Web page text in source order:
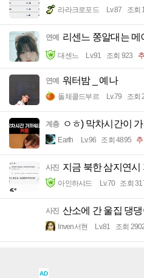
라라크로포드 Lv.87 조회
연예 리센느 쫑알대는 메
대센느 Lv.91 조회 923
연예 워터밤 _ 예나
돌체콜드부르 Lv.79 조회
계층 ㅇㅎ) 막차시간이
Earth Lv.96 조회 4895
사진 지금 북한 삼지연시
아인하샤드 Lv.70 조회
사진 산소에 간 울집 댕
Inven서현 Lv.81 조회
제로섬게임
AD